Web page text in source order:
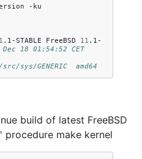
.1-STABLE FreeBSD 11 .1-
18 01:54:52 CET
sys/GENERIC  amd64
build of latest FreeBSD
procedure make kernel